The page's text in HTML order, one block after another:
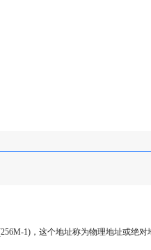
1)，这个地址称为物理地址或绝对